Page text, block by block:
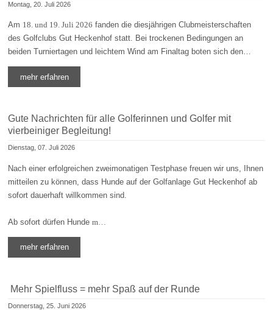
Montag, 20. Juli 2026
Am 18. und 19. Juli 2026 fanden die diesjährigen Clubmeisterschaften
des Golfclubs Gut Heckenhof statt. Bei trockenen Bedingungen an
beiden Turniertagen und leichtem Wind am Finaltag boten sich den…
mehr erfahren
Gute Nachrichten für alle Golferinnen und Golfer mit
vierbeiniger Begleitung!
Dienstag, 07. Juli 2026
Nach einer erfolgreichen zweimonatigen Testphase freuen wir uns, Ihnen
mitteilen zu können, dass Hunde auf der Golfanlage Gut Heckenhof ab
sofort dauerhaft willkommen sind.
Ab sofort dürfen Hundem…
mehr erfahren
Mehr Spielfluss = mehr Spaß auf der Runde
Donnerstag, 25. Juni 2026